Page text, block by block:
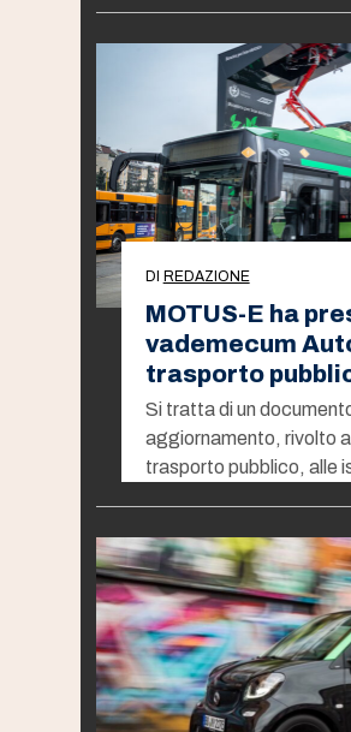
DI REDAZIONE
MOTUS-E ha
vademecum
trasporto
Si tratta di un
aggiornamento, rivolto
trasporto pubblico, alle